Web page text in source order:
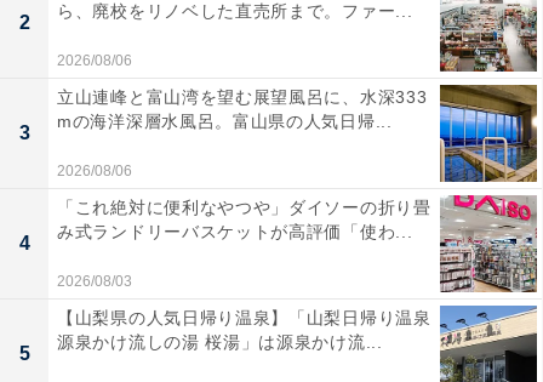
2
ら、廃校をリノベした直売所まで。ファー...
2026/08/06
3
立山連峰と富山湾を望む展望風呂に、水深333
mの海洋深層水風呂。富山県の人気日帰...
2026/08/06
4
「これ絶対に便利なやつや」ダイソーの折り畳
み式ランドリーバスケットが高評価「使わ...
2026/08/03
5
【山梨県の人気日帰り温泉】「山梨日帰り温泉
源泉かけ流しの湯 桜湯」は源泉かけ流...